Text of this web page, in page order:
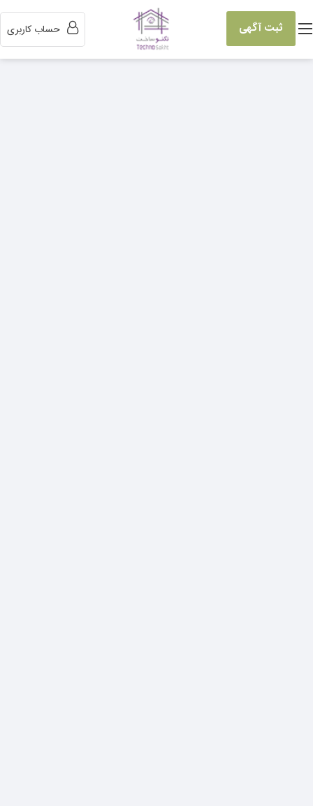
ثبت آگهی حساب کاربری